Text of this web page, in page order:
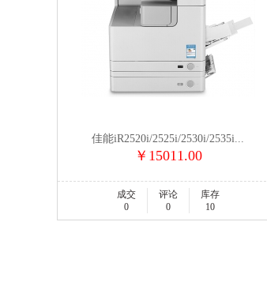
佳能iR2520i/2525i/2530i/2535i...
￥15011.00
成交
0
评论
0
库存
10